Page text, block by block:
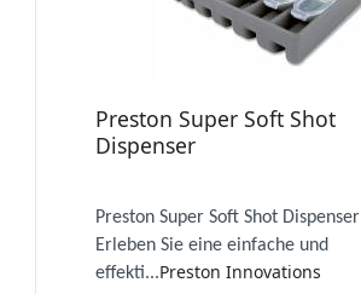
Preston Super Soft Shot
Dispenser
Preston Super Soft Shot Dispenser
Erleben Sie eine einfache und
effekti...Preston Innovations